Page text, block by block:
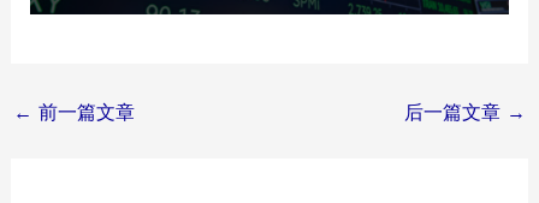
← 前一篇文章 后一篇文章 →